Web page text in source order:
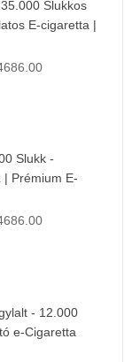
Slukkos
E-cigaretta |
Slukk -
| Prémium E-
- 12.000
e-Cigaretta